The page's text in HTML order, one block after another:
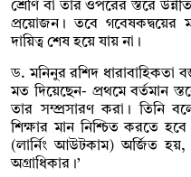
শ্রেণি বা তার ওপরের স্তরে
প্রয়োজন। তবে গবেষকদ্বয়ের
দায়িত্ব শেষ হয়ে যায় না।
ড. মনিনুর রশিদ ধারাবাহিকতা
মত দিয়েছেন- প্রথমে বর্তমান
তার সম্প্রসারণ করা। তিনি
শিক্ষার মান নিশ্চিত করতে
(লার্নিং আউটকাম) অর্জিত
অগ্রাধিকার।’